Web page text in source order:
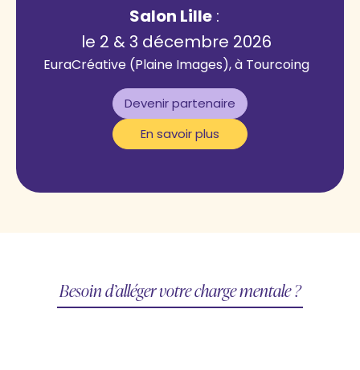
Salon Lille :
le 2 & 3 décembre 2026
EuraCréative (Plaine Images), à Tourcoing
Devenir partenaire
En savoir plus
Envie d’être rémunérée à votre juste